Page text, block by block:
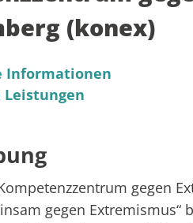
(konex)
Informationen
Leistungen
gegen
gegen Extremismus“